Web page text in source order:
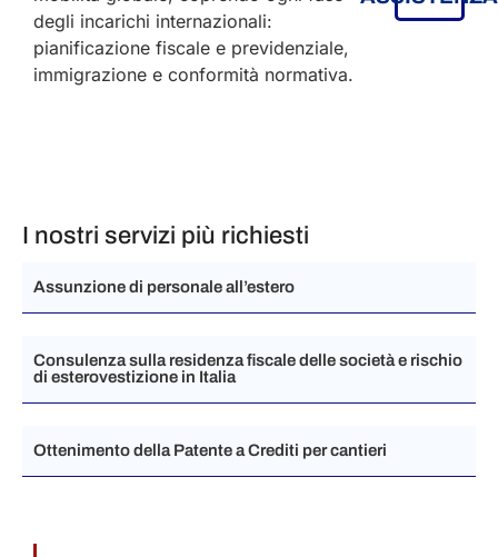
degli incarichi internazionali:
pianificazione fiscale e previdenziale,
immigrazione e conformità normativa.
I nostri servizi più richiesti
Assunzione di personale all’estero
Consulenza sulla residenza fiscale delle società e rischio
di esterovestizione in Italia
Ottenimento della Patente a Crediti​ per cantieri